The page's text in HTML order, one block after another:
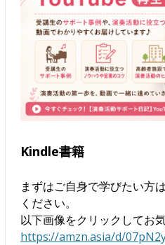
Kindle書籍
まずはご自身で学びたい方
ください。
以下画像をクリックしてお
https://amzn.asia/d/